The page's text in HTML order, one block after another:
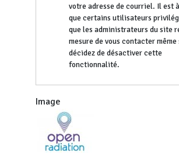
votre adresse de courriel. Il est
que certains utilisateurs
que les administrateurs du site
mesure de vous contacter même
décidez de désactiver cette
fonctionnalité.
Image